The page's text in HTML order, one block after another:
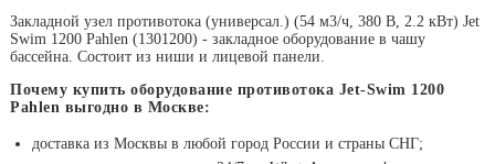
Закладной узел противотока (универсал.) (54 м3/ч, 380 В, 2.2 кВт) Jet
Swim 1200 Pahlen (1301200) - закладное оборудование в чашу
бассейна. Состоит из ниши и лицевой панели.
Почему купить оборудование противотока Jet-Swim 1200
Pahlen выгодно в Москве:
доставка из Москвы в любой город России и страны СНГ;